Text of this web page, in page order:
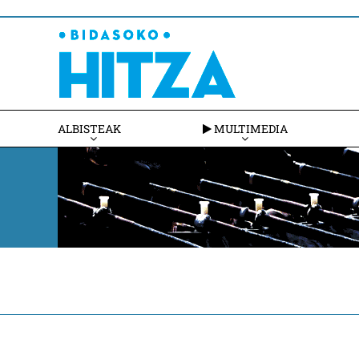
ALBISTEAK MULTIMEDIA